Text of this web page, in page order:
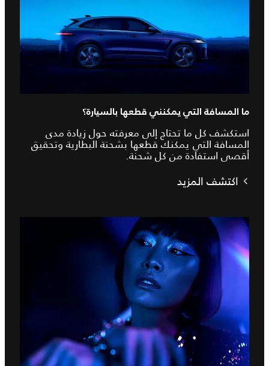
ما المسافة التي يمكنني قطعها بالسيارة؟
استكشف كل ما تحتاج إلى معرفته حول زيادة مدى
المسافة التي يمكنك قطعها بشحنة البطارية وتحقيق
أقصى استفادة من كل شحنة.
اكتشف المزيد